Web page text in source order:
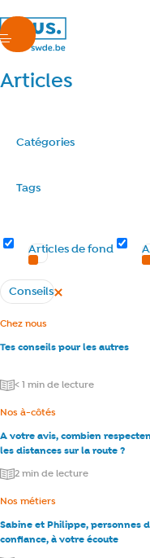
nous.swde
menu
Articles
Catégories
Tags
Articles de fond
ConseilsSupprimer le filtre
Tes conseils pour les autres
Catégorie :
Chez nous
< 1 min de lecture
A votre avis, combien
les distances sur la route ?
Catégorie :
Nos à-côtés
2 min de lecture
Sabine et Philippe, personnes
confiance, à votre écoute
Catégorie :
Nos métiers